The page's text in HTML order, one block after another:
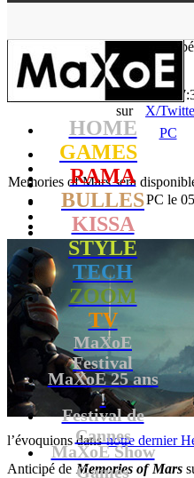
HOME
GAMES
RAMA
BULLES
KISSA
STYLE
TECH
ZOOM
TV
MaXoE
Festival
MaXoE 25 ans
!
Festival de
Cannes
MaXoE Show
Games
disponible en Accès
- 30.05.18,
sur
X/
PC
Memories of Mars sera
PC le
l’évoquions dansnotre dernier
Anticipé de Memories of Mars